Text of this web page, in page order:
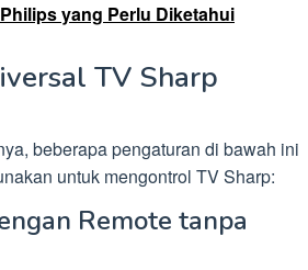
yang Perlu Diketahui
TV Sharp
beberapa pengaturan di bawah ini
untuk mengontrol TV Sharp:
Remote tanpa